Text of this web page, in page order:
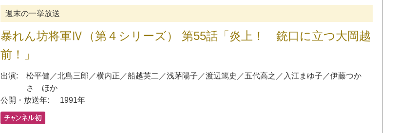
週末の一挙放送
暴れん坊将軍Ⅳ（第４シリーズ） 第55話「炎上！ 銃口に立つ大岡越
前！」
出演: 松平健 ／北島三郎 ／横内正 ／船越英二 ／浅茅陽子 ／渡辺篤史 ／五代高之 ／ 入江まゆ子 ／伊藤つか
さ
ほか
公開・放送年:
1991年